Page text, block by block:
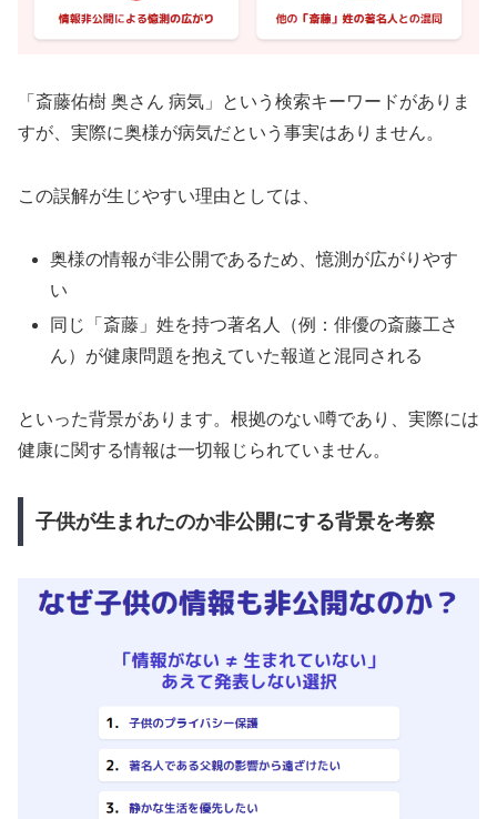
「斎藤佑樹 奥さん 病気」という検索キーワードがありま
すが、実際に奥様が病気だという事実はありません。
この誤解が生じやすい理由としては、
奥様の情報が非公開であるため、憶測が広がりやす
い
同じ「斎藤」姓を持つ著名人（例：俳優の斎藤工さ
ん）が健康問題を抱えていた報道と混同される
といった背景があります。根拠のない噂であり、実際には
健康に関する情報は一切報じられていません。
子供が生まれたのか非公開にする背景を考察